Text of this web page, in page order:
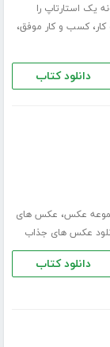
یک استارتاپ را
،کسب و کار موفق،
دانلود کتاب
عکس، عکس های
عکس های جذاب
دانلود کتاب